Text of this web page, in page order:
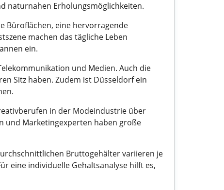
naturnahen Erholungsmöglichkeiten.
Büroflächen, eine hervorragende
machen das tägliche Leben
ein.
und Medien. Auch die
Sitz haben. Zudem ist Düsseldorf ein
in der Modeindustrie über
und Marketingexperten haben große
Bruttogehälter variieren je
eine individuelle Gehaltsanalyse hilft es,